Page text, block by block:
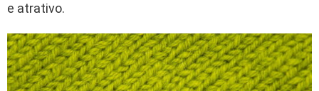
e atrativo.